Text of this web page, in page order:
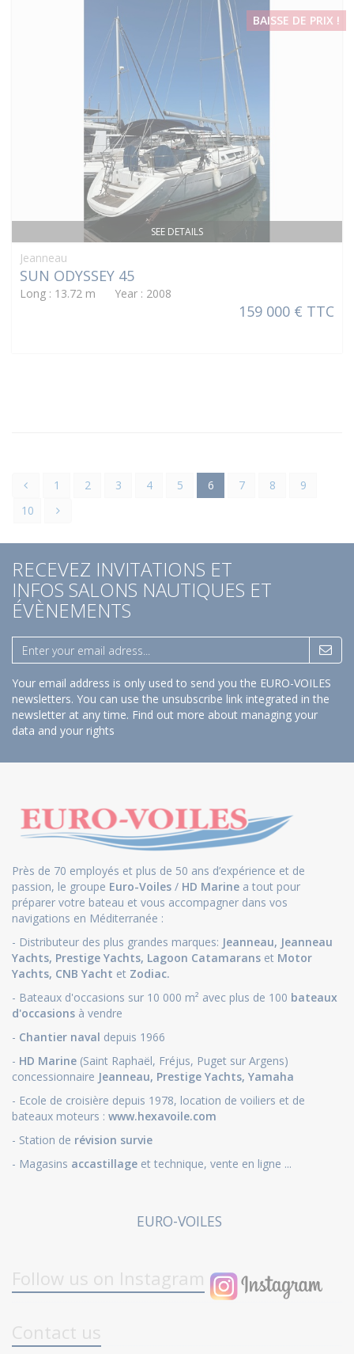
SEE DETAILS
BAISSE DE PRIX !
Jeanneau
SUN ODYSSEY 45
Long : 13.72 m Year : 2008
159 000 € TTC
1 2 3 4 5 6 7 8
9
10
RECEVEZ INVITATIONS ET
INFOS SALONS NAUTIQUES ET
ÉVÈNEMENTS
Your email address is only used to send you the EURO-VOILES
newsletters. You can use the unsubscribe link integrated in the
newsletter at any time. Find out more about managing your
data and your rights
Près de 70 employés et plus de 50 ans d’expérience et de
passion, le groupe Euro-Voiles / HD Marine a tout pour
préparer votre bateau et vous accompagner dans vos
navigations en Méditerranée :
- Distributeur des plus grandes marques: Jeanneau, Jeanneau
Yachts, Prestige Yachts, Lagoon Catamarans et Motor
Yachts, CNB Yacht et Zodiac.
- Bateaux d'occasions sur 10 000 m² avec plus de 100 bateaux
d'occasions à vendre
- Chantier naval depuis 1966
- HD Marine (Saint Raphaël, Fréjus, Puget sur Argens)
concessionnaire Jeanneau, Prestige Yachts, Yamaha
- Ecole de croisière depuis 1978, location de voiliers et de
bateaux moteurs : www.hexavoile.com
- Station de révision survie
- Magasins accastillage et technique, vente en ligne ...
EURO-VOILES
Follow us on Instagram
Contact us